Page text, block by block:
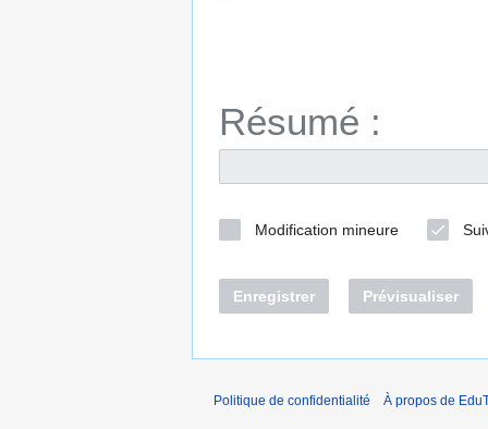
Résumé :
Modification mineure
Enregistrer Prévisualiser
Politique de confidentialité À propos de